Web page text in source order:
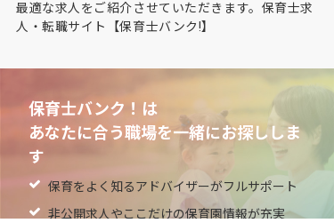
最適な求人をご紹介させていただきます。保育士求
人・転職サイト【保育士バンク!】
保育士バンク！は
あなたに合う職場を一緒にお探ししま
す
保育をよく知るアドバイザーがフルサポート
非公開求人やここだけの保育園情報が充実